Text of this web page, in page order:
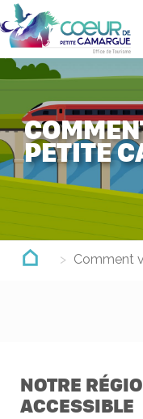
Aller
au
contenu
principal
PETITE
Comment
NOTRE
ACCESSIBLE